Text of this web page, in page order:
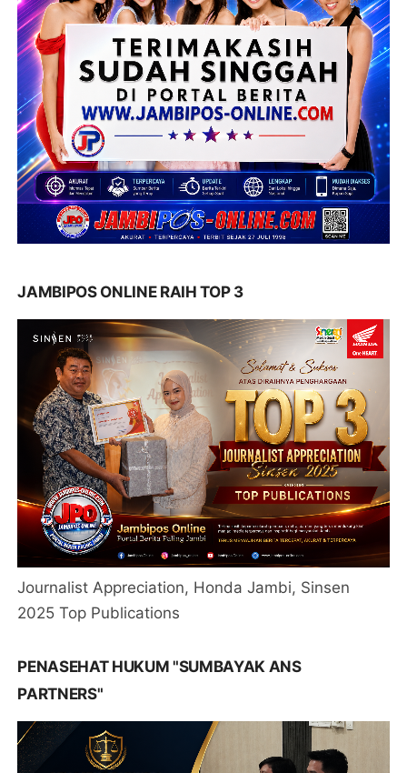
JAMBIPOS ONLINE RAIH TOP 3
Journalist Appreciation, Honda Jambi, Sinsen
2025 Top Publications
PENASEHAT HUKUM "SUMBAYAK ANS
PARTNERS"